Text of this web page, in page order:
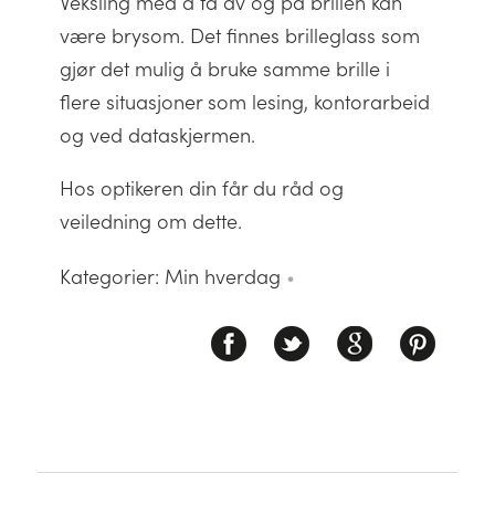
være brysom. Det finnes brilleglass som
gjør det mulig å bruke samme brille i
flere situasjoner som lesing, kontorarbeid
og ved dataskjermen.
Hos optikeren din får du råd og
veiledning om dette.
Kategorier: Min hverdag •